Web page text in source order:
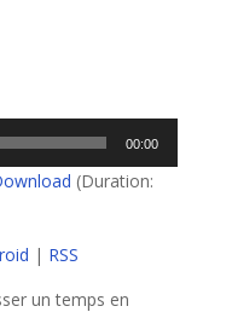
00:00
(Duration:
| RSS
un temps en